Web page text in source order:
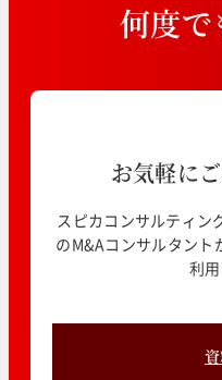
何度で
お気軽に
スピカコンサルティン
のM&Aコンサルタント
利用